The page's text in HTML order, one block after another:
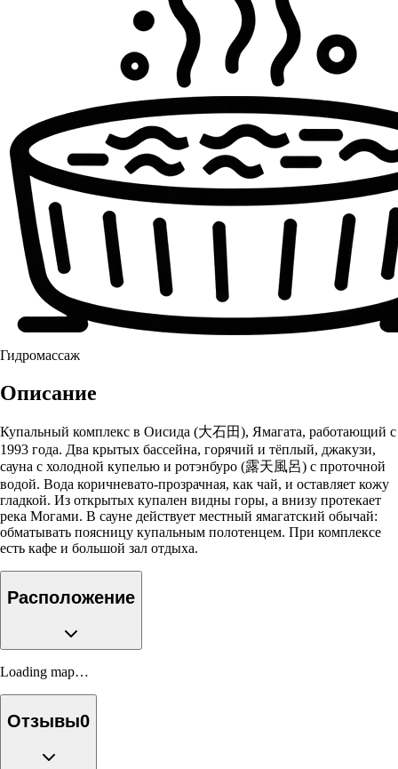
Гидромассаж
Описание
Купальный комплекс в Оисида (大石田), Ямагата, работающий с
1993 года. Два крытых бассейна, горячий и тёплый, джакузи,
сауна с холодной купелью и ротэнбуро (露天風呂) с проточной
водой. Вода коричневато-прозрачная, как чай, и оставляет кожу
гладкой. Из открытых купален видны горы, а внизу протекает
река Могами. В сауне действует местный ямагатский обычай:
обматывать поясницу купальным полотенцем. При комплексе
есть кафе и большой зал отдыха.
Расположение
Loading map…
Отзывы0